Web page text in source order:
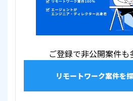
ご登録で非公開案件も
リモートワーク案件を